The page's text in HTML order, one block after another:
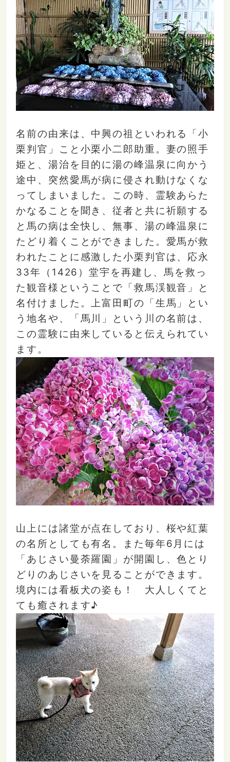
名前の由来は、中興の祖といわれる「小
栗判官」こと小栗小二郎助重。妻の照手
姫と、湯治を目的に湯の峰温泉に向かう
途中、突然愛馬が病に侵され動けなくな
ってしまいました。この時、霊験あらた
かなることを聞き、従者と共に祈願する
と馬の病は全快し、無事、湯の峰温泉に
たどり着くことができました。愛馬が救
われたことに感激した小栗判官は、応永
33年（1426）堂宇を再建し、馬を救っ
た観音様ということで「救馬渓観音」と
名付けました。上富田町の「生馬」とい
う地名や、「馬川」という川の名前は、
この霊験に由来していると伝えられてい
ます。
山上には諸堂が点在しており、桜や紅葉
の名所としても有名。また毎年6月には
「あじさい曼荼羅園」が開園し、色とり
どりのあじさいを見ることができます。
境内には看板犬の姿も！ 大人しくてと
ても癒されます♪